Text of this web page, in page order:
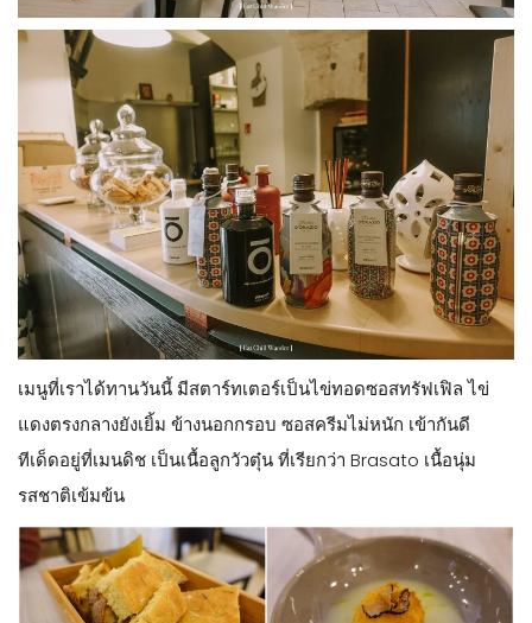
เมนูที่เราได้ทานวันนี้ มีสตาร์ทเตอร์เป็นไข่ทอดซอสทรัฟเฟิล ไข่
แดงตรงกลางยังเยิ้ม ข้างนอกกรอบ ซอสครีมไม่หนัก เข้ากันดี
ทีเด็ดอยู่ที่เมนดิช เป็นเนื้อลูกวัวตุ๋น ที่เรียกว่า Brasato เนื้อนุ่ม
รสชาติเข้มข้น